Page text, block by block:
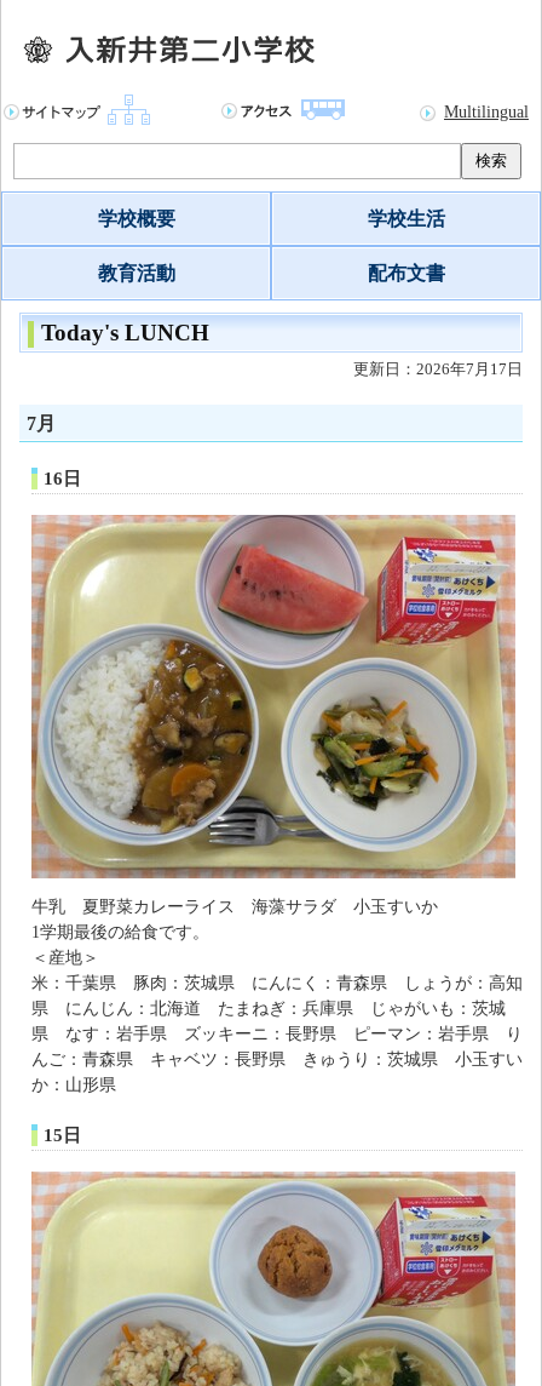
Multilingual
検索
学校概要 学校生活
教育活動 配布文書
Today's LUNCH
更新日：2026年7月17日
7月
16日
牛乳 夏野菜カレーライス 海藻サラダ 小玉すいか
1学期最後の給食です。
＜産地＞
米：千葉県 豚肉：茨城県 にんにく：青森県 しょうが：高知
県 にんじん：北海道 たまねぎ：兵庫県 じゃがいも：茨城
県 なす：岩手県 ズッキーニ：長野県 ピーマン：岩手県 り
んご：青森県 キャベツ：長野県 きゅうり：茨城県 小玉すい
か：山形県
15日